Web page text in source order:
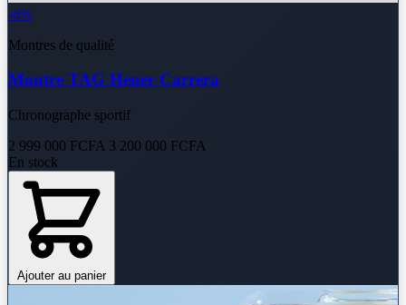
-6%
Montres de qualité
Montre TAG Heuer Carrera
Chronographe sportif
2 999 000 FCFA 3 200 000 FCFA
En stock
Ajouter au panier